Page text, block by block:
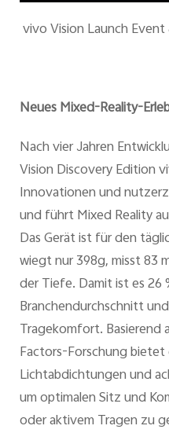
vivo Vision Launch
Neues Mixed-Reality-
Nach vier Jahren
Vision Discovery Edition
Innovationen und
und führt Mixed Reality
Das Gerät ist für den
wiegt nur 398g, misst 83
der Tiefe. Damit ist es 26
Branchendurchschnitt
Tragekomfort. Basierend
Factors-Forschung
Lichtabdichtungen und
um optimalen Sitz und
oder aktivem Tragen zu